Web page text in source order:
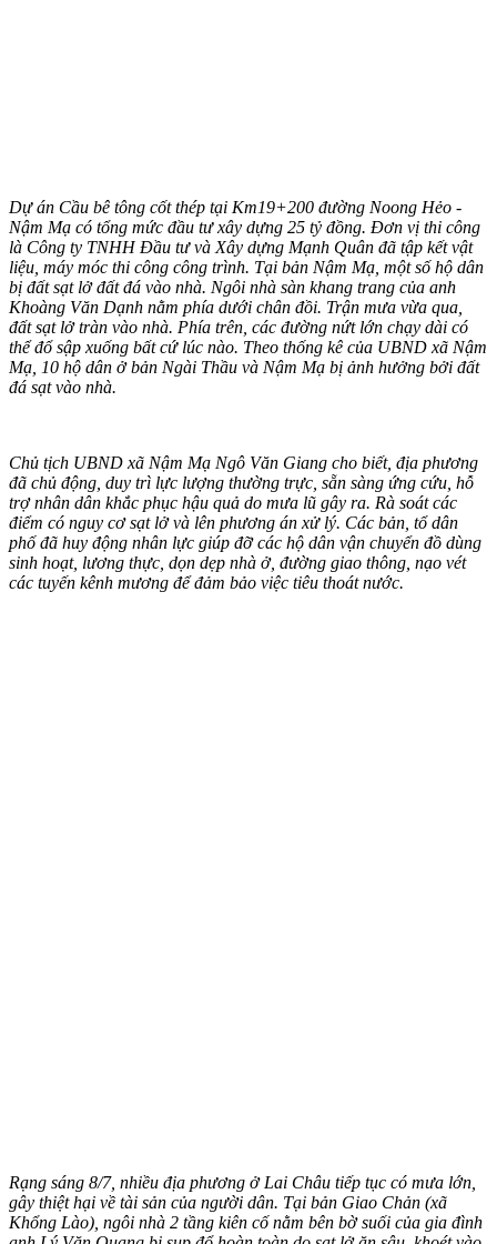
Dự án Cầu bê tông cốt thép tại Km19+200 đường Noong Hẻo -
Nậm Mạ có tổng mức đầu tư xây dựng 25 tỷ đồng. Đơn vị thi công
là Công ty TNHH Đầu tư và Xây dựng Mạnh Quân đã tập kết vật
liệu, máy móc thi công công trình. Tại bản Nậm Mạ, một số hộ dân
bị đất sạt lở đất đá vào nhà. Ngôi nhà sàn khang trang của anh
Khoàng Văn Dạnh nằm phía dưới chân đồi. Trận mưa vừa qua,
đất sạt lở tràn vào nhà. Phía trên, các đường nứt lớn chạy dài có
thể đổ sập xuống bất cứ lúc nào. Theo thống kê của UBND xã Nậm
Mạ, 10 hộ dân ở bản Ngài Thầu và Nậm Mạ bị ảnh hưởng bởi đất
đá sạt vào nhà.
Chủ tịch UBND xã Nậm Mạ Ngô Văn Giang cho biết, địa phương
đã chủ động, duy trì lực lượng thường trực, sẵn sàng ứng cứu, hỗ
trợ nhân dân khắc phục hậu quả do mưa lũ gây ra. Rà soát các
điểm có nguy cơ sạt lở và lên phương án xử lý. Các bản, tổ dân
phố đã huy động nhân lực giúp đỡ các hộ dân vận chuyển đồ dùng
sinh hoạt, lương thực, dọn dẹp nhà ở, đường giao thông, nạo vét
các tuyến kênh mương để đảm bảo việc tiêu thoát nước.
Rạng sáng 8/7, nhiều địa phương ở Lai Châu tiếp tục có mưa lớn,
gây thiệt hại về tài sản của người dân. Tại bản Giao Chản (xã
Khổng Lào), ngôi nhà 2 tầng kiên cố nằm bên bờ suối của gia đình